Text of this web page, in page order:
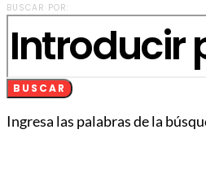
BUSCAR POR:
BUSCAR
Ingresa las palabras de la